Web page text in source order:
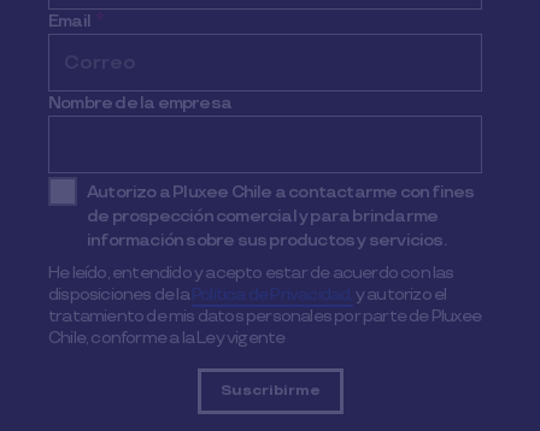
Email *
Nombre de la empresa
Autorizo a Pluxee Chile a contactarme con fines
de prospección comercial y para brindarme
información sobre sus productos y servicios.
He leído, entendido y acepto estar de acuerdo con las
disposiciones de laPolítica de Privacidad,y autorizo el
tratamiento de mis datos personales por parte de Pluxee
Chile, conforme a la Ley vigente